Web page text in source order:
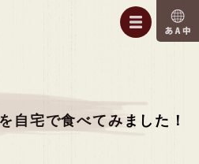
自宅で食べてみました！